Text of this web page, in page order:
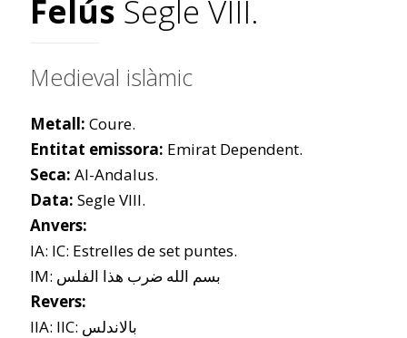
Felús Segle VIII.
Medieval islàmic
Metall: Coure.
Entitat emissora: Emirat Dependent.
Seca: Al-Andalus.
Data: Segle VIII.
Anvers:
IA: IC: Estrelles de set puntes.
IM: بسم الله ضرب هذا الفلس
Revers:
IIA: IIC: بالاندلس